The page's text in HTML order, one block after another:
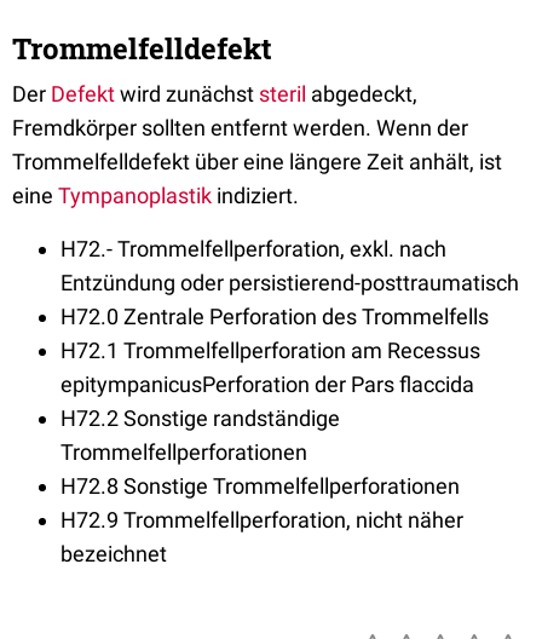
Trommelfelldefekt
Der Defektwird zunächst steril abgedeckt,
Fremdkörper sollten entfernt werden. Wenn der
Trommelfelldefekt über eine längere Zeit anhält, ist
eine Tympanoplastik indiziert.
H72.- Trommelfellperforation, exkl. nach
Entzündung oder persistierend-posttraumatisch
H72.0 Zentrale Perforation des Trommelfells
H72.1 Trommelfellperforation am Recessus
epitympanicusPerforation der Pars flaccida
H72.2 Sonstige randständige
Trommelfellperforationen
H72.8 Sonstige Trommelfellperforationen
H72.9 Trommelfellperforation, nicht näher
bezeichnet